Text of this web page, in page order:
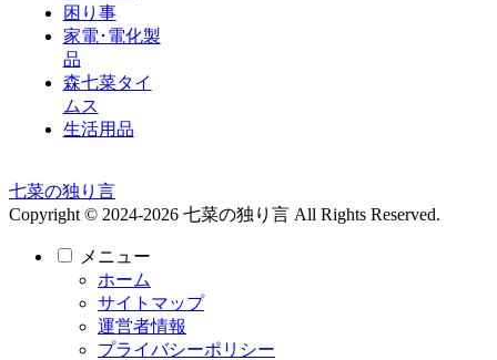
困り事
家電･電化製
品
森七菜タイ
ムス
生活用品
七菜の独り言
Copyright © 2024-2026 七菜の独り言 All Rights Reserved.
メニュー
ホーム
サイトマップ
運営者情報
プライバシーポリシー